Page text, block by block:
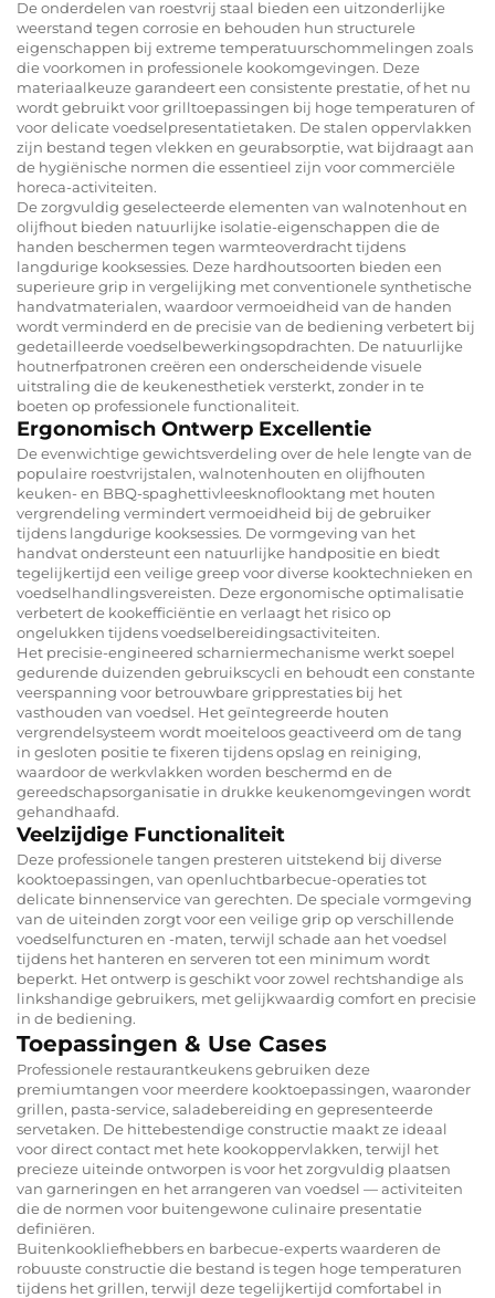
De onderdelen van roestvrij staal bieden een uitzonderlijke
weerstand tegen corrosie en behouden hun structurele
eigenschappen bij extreme temperatuurschommelingen zoals
die voorkomen in professionele kookomgevingen. Deze
materiaalkeuze garandeert een consistente prestatie, of het nu
wordt gebruikt voor grilltoepassingen bij hoge temperaturen of
voor delicate voedselpresentatietaken. De stalen oppervlakken
zijn bestand tegen vlekken en geurabsorptie, wat bijdraagt aan
de hygiënische normen die essentieel zijn voor commerciële
horeca-activiteiten.
De zorgvuldig geselecteerde elementen van walnotenhout en
olijfhout bieden natuurlijke isolatie-eigenschappen die de
handen beschermen tegen warmteoverdracht tijdens
langdurige kooksessies. Deze hardhoutsoorten bieden een
superieure grip in vergelijking met conventionele synthetische
handvatmaterialen, waardoor vermoeidheid van de handen
wordt verminderd en de precisie van de bediening verbetert bij
gedetailleerde voedselbewerkingsopdrachten. De natuurlijke
houtnerfpatronen creëren een onderscheidende visuele
uitstraling die de keukenesthetiek versterkt, zonder in te
boeten op professionele functionaliteit.
Ergonomisch Ontwerp Excellentie
De evenwichtige gewichtsverdeling over de hele lengte van de
populaire roestvrijstalen, walnotenhouten en olijfhouten
keuken- en BBQ-spaghettivleesknoflooktang met houten
vergrendeling vermindert vermoeidheid bij de gebruiker
tijdens langdurige kooksessies. De vormgeving van het
handvat ondersteunt een natuurlijke handpositie en biedt
tegelijkertijd een veilige greep voor diverse kooktechnieken en
voedselhandlingsvereisten. Deze ergonomische optimalisatie
verbetert de kookefficiëntie en verlaagt het risico op
ongelukken tijdens voedselbereidingsactiviteiten.
Het precisie-engineered scharniermechanisme werkt soepel
gedurende duizenden gebruikscycli en behoudt een constante
veerspanning voor betrouwbare gripprestaties bij het
vasthouden van voedsel. Het geïntegreerde houten
vergrendelsysteem wordt moeiteloos geactiveerd om de tang
in gesloten positie te fixeren tijdens opslag en reiniging,
waardoor de werkvlakken worden beschermd en de
gereedschapsorganisatie in drukke keukenomgevingen wordt
gehandhaafd.
Veelzijdige Functionaliteit
Deze professionele tangen presteren uitstekend bij diverse
kooktoepassingen, van openluchtbarbecue-operaties tot
delicate binnenservice van gerechten. De speciale vormgeving
van de uiteinden zorgt voor een veilige grip op verschillende
voedselfuncturen en -maten, terwijl schade aan het voedsel
tijdens het hanteren en serveren tot een minimum wordt
beperkt. Het ontwerp is geschikt voor zowel rechtshandige als
linkshandige gebruikers, met gelijkwaardig comfort en precisie
in de bediening.
Toepassingen & Use Cases
Professionele restaurantkeukens gebruiken deze
premiumtangen voor meerdere kooktoepassingen, waaronder
grillen, pasta-service, saladebereiding en gepresenteerde
servetaken. De hittebestendige constructie maakt ze ideaal
voor direct contact met hete kookoppervlakken, terwijl het
precieze uiteinde ontworpen is voor het zorgvuldig plaatsen
van garneringen en het arrangeren van voedsel — activiteiten
die de normen voor buitengewone culinaire presentatie
definiëren.
Buitenkookliefhebbers en barbecue-experts waarderen de
robuuste constructie die bestand is tegen hoge temperaturen
tijdens het grillen, terwijl deze tegelijkertijd comfortabel in